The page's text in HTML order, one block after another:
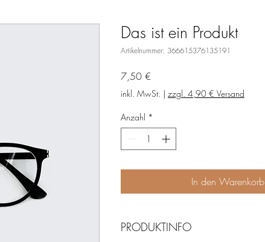
Das ist ein Produkt
Artikelnummer: 366615376135191
7,50 €
inkl. MwSt. | zzgl. 4,90 € Versand
Anzahl *
In den Warenkorb
PRODUKTINFO